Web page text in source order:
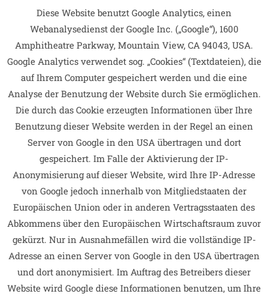
Diese Website benutzt Google Analytics, einen
Webanalysedienst der Google Inc. („Google“), 1600
Amphitheatre Parkway, Mountain View, CA 94043, USA.
Google Analytics verwendet sog. „Cookies“ (Textdateien), die
auf Ihrem Computer gespeichert werden und die eine
Analyse der Benutzung der Website durch Sie ermöglichen.
Die durch das Cookie erzeugten Informationen über Ihre
Benutzung dieser Website werden in der Regel an einen
Server von Google in den USA übertragen und dort
gespeichert. Im Falle der Aktivierung der IP-
Anonymisierung auf dieser Website, wird Ihre IP-Adresse
von Google jedoch innerhalb von Mitgliedstaaten der
Europäischen Union oder in anderen Vertragsstaaten des
Abkommens über den Europäischen Wirtschaftsraum zuvor
gekürzt. Nur in Ausnahmefällen wird die vollständige IP-
Adresse an einen Server von Google in den USA übertragen
und dort anonymisiert. Im Auftrag des Betreibers dieser
Website wird Google diese Informationen benutzen, um Ihre